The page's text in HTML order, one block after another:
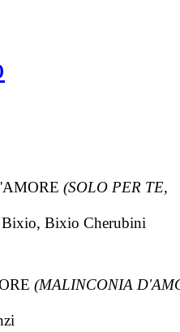
(SOLO PER TE,
Bixio, Bixio Cherubini
(MALINCONIA